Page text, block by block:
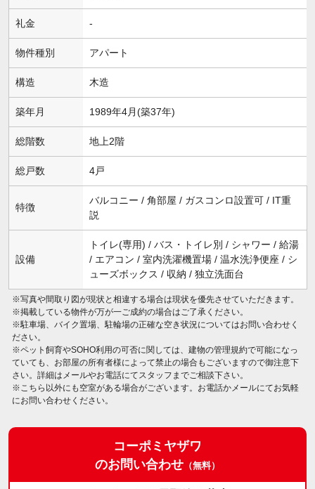
礼金 -
物件種別 アパート
構造 木造
築年月 1989年4月(築37年)
総階数 地上2階
総戸数 4戸
特徴
バルコニー / 角部屋 / ガスコンロ設置可 / IT重
説
設備
トイレ(専用) / バス・トイレ別 / シャワー / 給湯
/ エアコン / 室内洗濯機置場 / 温水洗浄便座 / シ
ューズボックス / 収納 / 独立洗面台
※写真や間取り図が現状と相違する場合は現状を優先させていただきます。
※掲載している物件が万が一ご成約の場合はご了承ください。
※駐車場、バイク置場、駐輪場の正確な空き状況についてはお問い合わせく
ださい。
※ペット飼育やSOHO利用の可否に関しては、建物の管理規約で可能になっ
ていても、お部屋の所有者様によって禁止の場合もございますので御注意下
さい。詳細はメールやお電話にてスタッフまでご相談下さい。
※こちら以外にも空室がある場合がございます。お電話かメールにてお気軽
にお問い合わせください。
コーポミヤザワ
のお問い合わせ （無料）